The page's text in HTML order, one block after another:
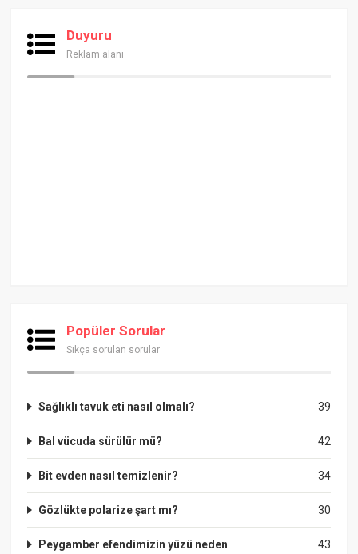
Duyuru
Reklam alanı
Popüler Sorular
Sıkça sorulan sorular
39
Sağlıklı tavuk eti nasıl olmalı?
42
Bal vücuda sürülür mü?
34
Bit evden nasıl temizlenir?
30
Gözlükte polarize şart mı?
43
Peygamber efendimizin yüzü neden